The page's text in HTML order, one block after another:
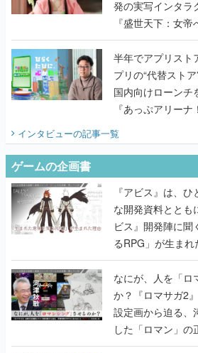
半年でアプリストアを
プリの“代替スト
国内向けローンチ
『あっぷアリーナ
てみた
インタビューの記事一覧
『アビス』は、ひ
な開発資料ととも
るRPG」が生ま
書】
なにが、人を「ロ
か？『ロマサガ2
設定画から迫る、
した「ロマン」の
書】
『ガンパレ』の
PSの伝説的タイ
か？そして『